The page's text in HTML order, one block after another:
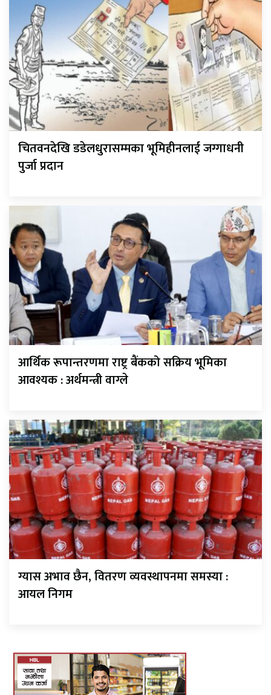
चितवनदेखि डडेलधुरासम्मका भूमिहीनलाई जग्गाधनी
पुर्जा प्रदान
आर्थिक रूपान्तरणमा राष्ट्र बैंकको सक्रिय भूमिका
आवश्यक : अर्थमन्त्री वाग्ले
ग्यास अभाव छैन, वितरण व्यवस्थापनमा समस्या :
आयल निगम